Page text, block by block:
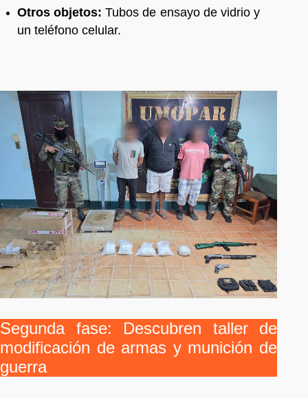
Otros objetos: Tubos de ensayo de vidrio y
un teléfono celular.
Segunda fase: Descubren taller de
modificación de armas y munición de
guerra